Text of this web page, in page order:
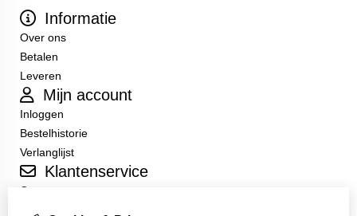
Informatie
Over ons
Betalen
Leveren
Mijn account
Inloggen
Bestelhistorie
Verlanglijst
Klantenservice
Contact